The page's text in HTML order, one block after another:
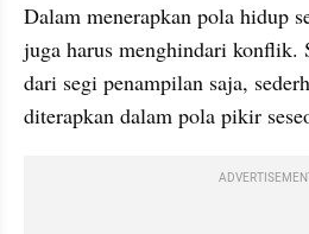
Dalam menerapkan pola hidup
juga harus menghindari konflik.
dari segi penampilan saja,
diterapkan dalam pola pikir